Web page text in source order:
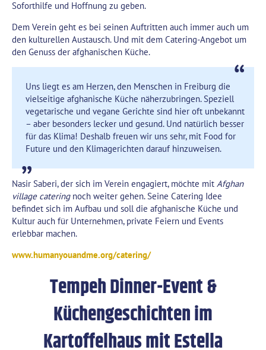
Soforthilfe und Hoffnung zu geben.
Dem Verein geht es bei seinen Auftritten auch immer auch um
den kulturellen Austausch. Und mit dem Catering-Angebot um
den Genuss der afghanischen Küche.
Uns liegt es am Herzen, den Menschen in Freiburg die
vielseitige afghanische Küche näherzubringen. Speziell
vegetarische und vegane Gerichte sind hier oft unbekannt
– aber besonders lecker und gesund. Und natürlich besser
für das Klima! Deshalb freuen wir uns sehr, mit Food for
Future und den Klimagerichten darauf hinzuweisen.
Nasir Saberi, der sich im Verein engagiert, möchte mit Afghan
village cateringnoch weiter gehen. Seine Catering Idee
befindet sich im Aufbau und soll die afghanische Küche und
Kultur auch für Unternehmen, private Feiern und Events
erlebbar machen.
www.humanyouandme.org/catering/
Tempeh Dinner-Event &
Küchengeschichten im
Kartoffelhaus mit Estella